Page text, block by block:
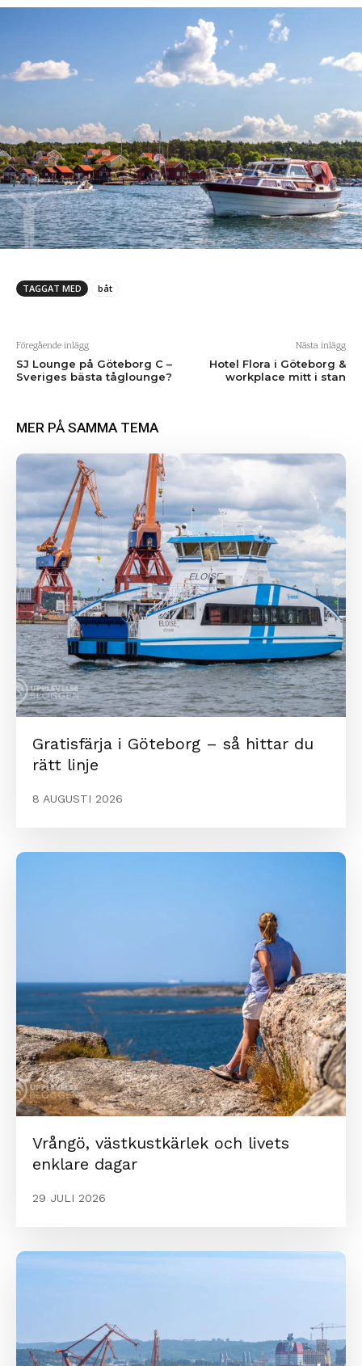
TAGGAT MED båt
Föregående inlägg
SJ Lounge på Göteborg C –
Sveriges bästa tåglounge?
Nästa inlägg
Hotel Flora i Göteborg &
workplace mitt i stan
MER PÅ SAMMA TEMA
Gratisfärja i Göteborg – så hittar du
rätt linje
8 AUGUSTI 2026
Vrångö, västkustkärlek och livets
enklare dagar
29 JULI 2026